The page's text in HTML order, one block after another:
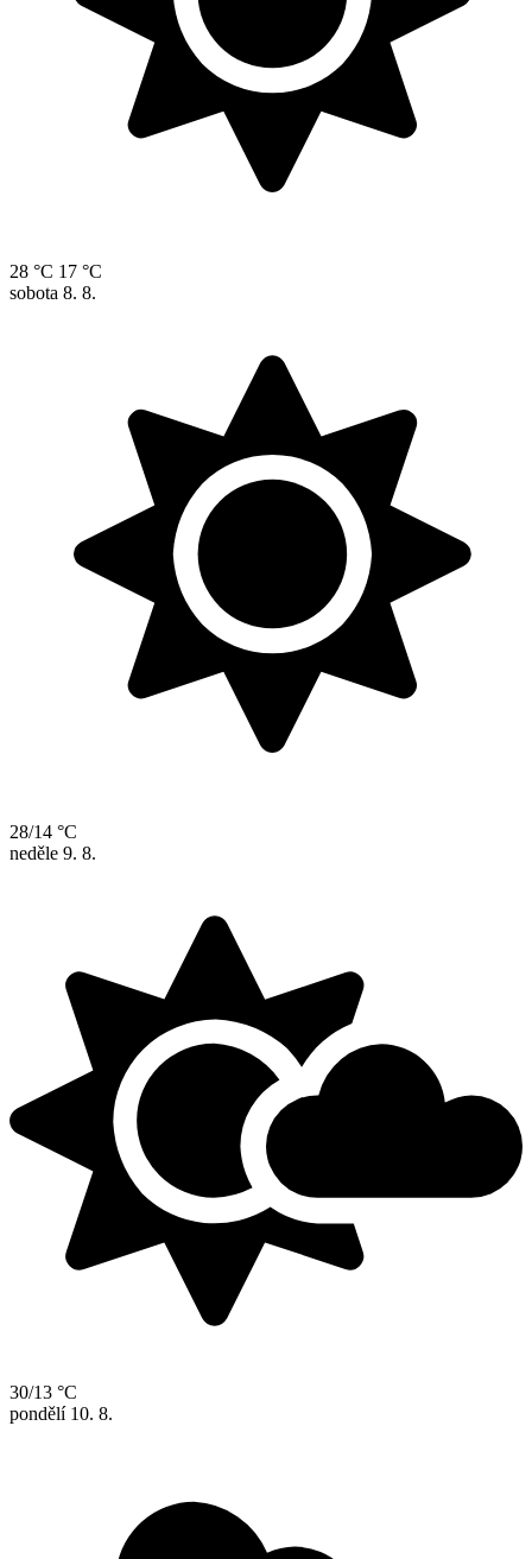
28 °C 17 °C
sobota 8. 8.
28/14 °C
neděle 9. 8.
30/13 °C
pondělí 10. 8.